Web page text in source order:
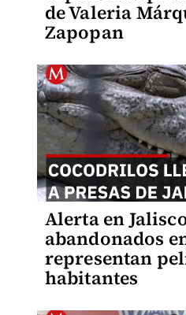
de Valeria
Zapopan
Alerta en
abandonados
representan
habitantes